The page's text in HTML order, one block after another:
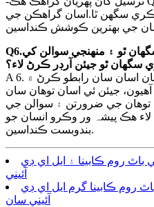
ڪري سگھن ٿا.اسان گراهڪن جي
جي بهترين ڪوشش ڪنداسين
Q6.آئون ڪيئن قيمت حاصل ڪري سگهان ٿو ۽ منهنجي سوالن کي
ٿو جيئن آرڊر ڪرڻ لاء؟
A 6. اسان کي انڪوائري موڪلڻ سان اسان سان رابطو ڪرڻ ۾
آن لائن آهيون، جيئن ئي اسان توهان سان
توهان جي ضرورتن ۽ سوالن جي
هڪ پیشہ ور وڪرو انسان جو
بندوبست ڪنداسين.
باٿ روم ڪابينا ۽ ايل اي ڊي
آئيني
ڪابينا گرم ايل اي ڊي
آئيني سان